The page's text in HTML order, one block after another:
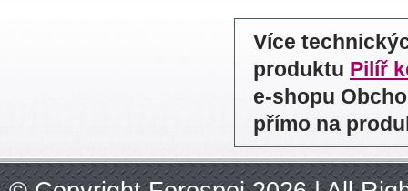
Více
produktu Pilíř
e-shopu
přímo na